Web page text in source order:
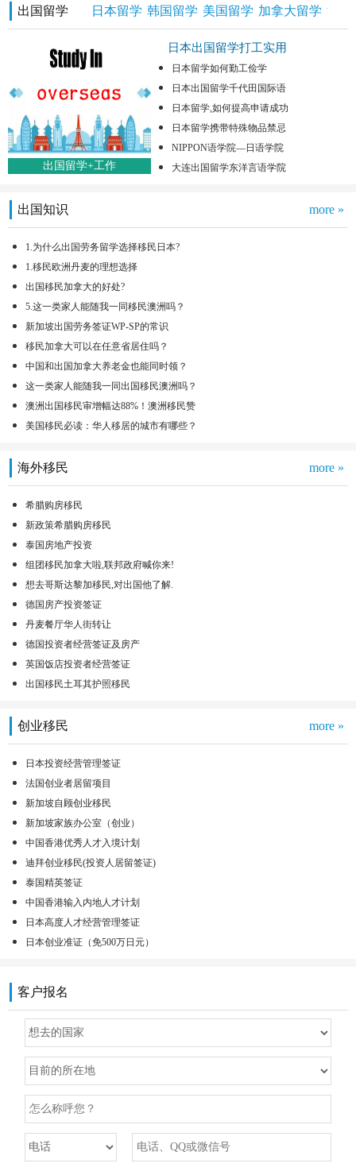
出国留学 日本留学 韩国留学 美国留学 加拿大留学 澳洲
出国留学+工作
日本出国留学打工实用
日本留学如何勤工俭学
日本出国留学千代田国际语
日本留学,如何提高申请成功
日本留学携带特殊物品禁忌
NIPPON语学院—日语学院
大连出国留学东洋言语学院
出国知识 more »
1.为什么出国劳务留学选择移民日本?
1.移民欧洲丹麦的理想选择
出国移民加拿大的好处?
5.这一类家人能随我一同移民澳洲吗？
新加坡出国劳务签证WP-SP的常识
移民加拿大可以在任意省居住吗？
中国和出国加拿大养老金也能同时领？
这一类家人能随我一同出国移民澳洲吗？
澳洲出国移民审增幅达88%！澳洲移民赞
美国移民必读：华人移居的城市有哪些？
海外移民 more »
希腊购房移民
新政策希腊购房移民
泰国房地产投资
组团移民加拿大啦,联邦政府喊你来!
想去哥斯达黎加移民,对出国他了解.
德国房产投资签证
丹麦餐厅华人街转让
德国投资者经营签证及房产
英国饭店投资者经营签证
出国移民土耳其护照移民
创业移民 more »
日本投资经营管理签证
法国创业者居留项目
新加坡自顾创业移民
新加坡家族办公室（创业）
中国香港优秀人才入境计划
迪拜创业移民(投资人居留签证)
泰国精英签证
中国香港输入内地人才计划
日本高度人才经营管理签证
日本创业准证（免500万日元）
客户报名